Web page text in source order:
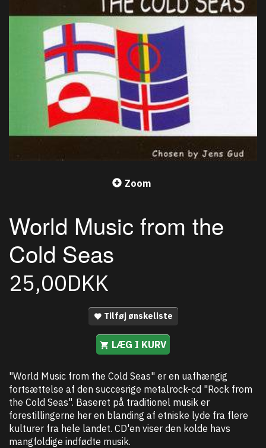
Zoom
World Music from the
Cold Seas
25,00DKK
Tilføj ønskeliste
LÆG I KURV
"World Music from the Cold Seas" er en uafhængig
fortsættelse af den succesrige metalrock-cd "Rock from
the Cold Seas". Baseret på traditionel musik er
forestillingerne her en blanding af etniske lyde fra flere
kulturer fra hele landet. CD'en viser den kolde havs
mangfoldige indfødte musik.